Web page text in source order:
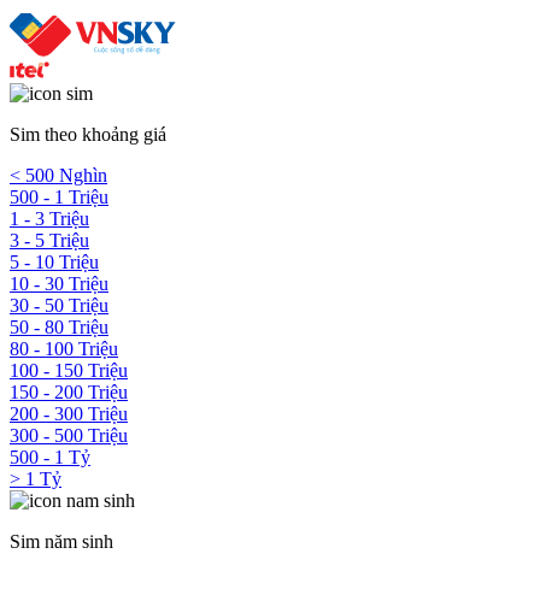
Sim theo khoảng giá
< 500 Nghìn
500 - 1 Triệu
1 - 3 Triệu
3 - 5 Triệu
5 - 10 Triệu
10 - 30 Triệu
30 - 50 Triệu
50 - 80 Triệu
80 - 100 Triệu
100 - 150 Triệu
150 - 200 Triệu
200 - 300 Triệu
300 - 500 Triệu
500 - 1 Tỷ
> 1 Tỷ
Sim năm sinh